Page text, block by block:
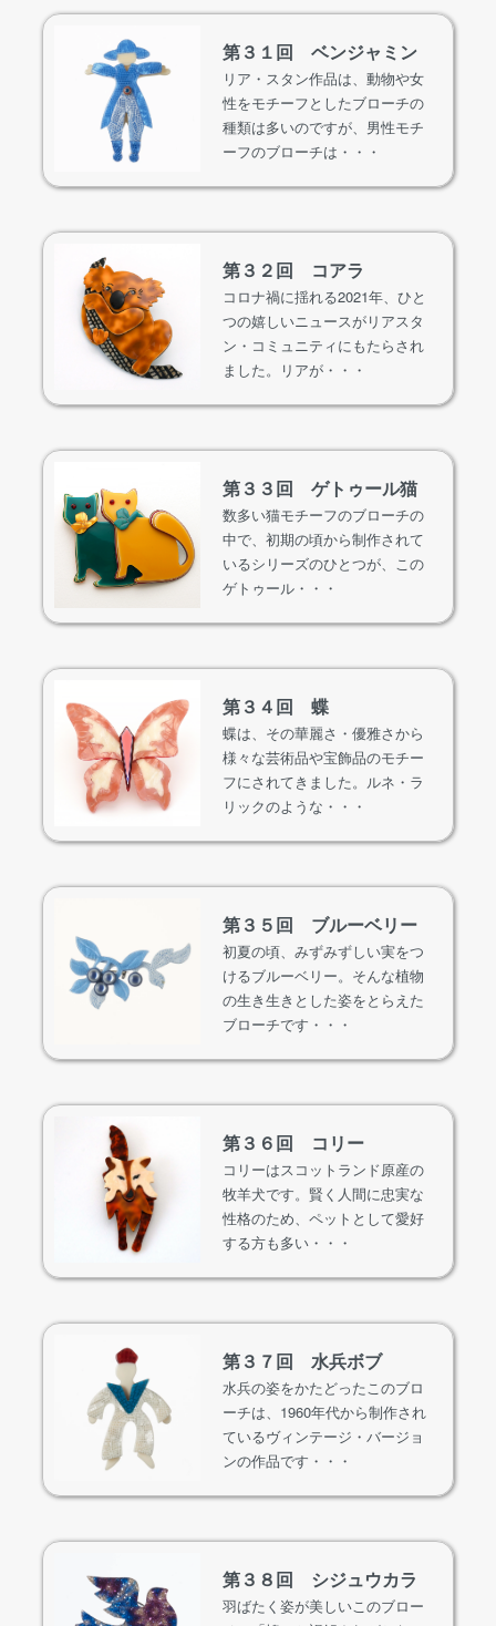
第３１回 ベンジャミン
リア・スタン作品は、動物や女
性をモチーフとしたブローチの
種類は多いのですが、男性モチ
ーフのブローチは・・・
第３２回 コアラ
コロナ禍に揺れる2021年、ひと
つの嬉しいニュースがリアスタ
ン・コミュニティにもたらされ
ました。リアが・・・
第３３回 ゲトゥール猫
数多い猫モチーフのブローチの
中で、初期の頃から制作されて
いるシリーズのひとつが、この
ゲトゥール・・・
第３４回 蝶
蝶は、その華麗さ・優雅さから
様々な芸術品や宝飾品のモチー
フにされてきました。ルネ・ラ
リックのような・・・
第３５回 ブルーベリー
初夏の頃、みずみずしい実をつ
けるブルーベリー。そんな植物
の生き生きとした姿をとらえた
ブローチです・・・
第３６回 コリー
コリーはスコットランド原産の
牧羊犬です。賢く人間に忠実な
性格のため、ペットとして愛好
する方も多い・・・
第３７回 水兵ボブ
水兵の姿をかたどったこのブロ
ーチは、1960年代から制作され
ているヴィンテージ・バージョ
ンの作品です・・・
第３８回 シジュウカラ
羽ばたく姿が美しいこのブロー